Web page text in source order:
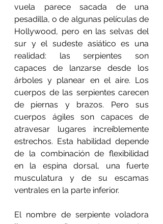
vuela parece sacada de una
pesadilla, o de algunas películas de
Hollywood, pero en las selvas del
sur y el sudeste asiático es una
realidad: las serpientes son
capaces de lanzarse desde los
árboles y planear en el aire. Los
cuerpos de las serpientes carecen
de piernas y brazos. Pero sus
cuerpos ágiles son capaces de
atravesar lugares increíblemente
estrechos. Esta habilidad depende
de la combinación de flexibilidad
en la espina dorsal, una fuerte
musculatura y de su escamas
ventrales en la parte inferior.
El nombre de serpiente voladora